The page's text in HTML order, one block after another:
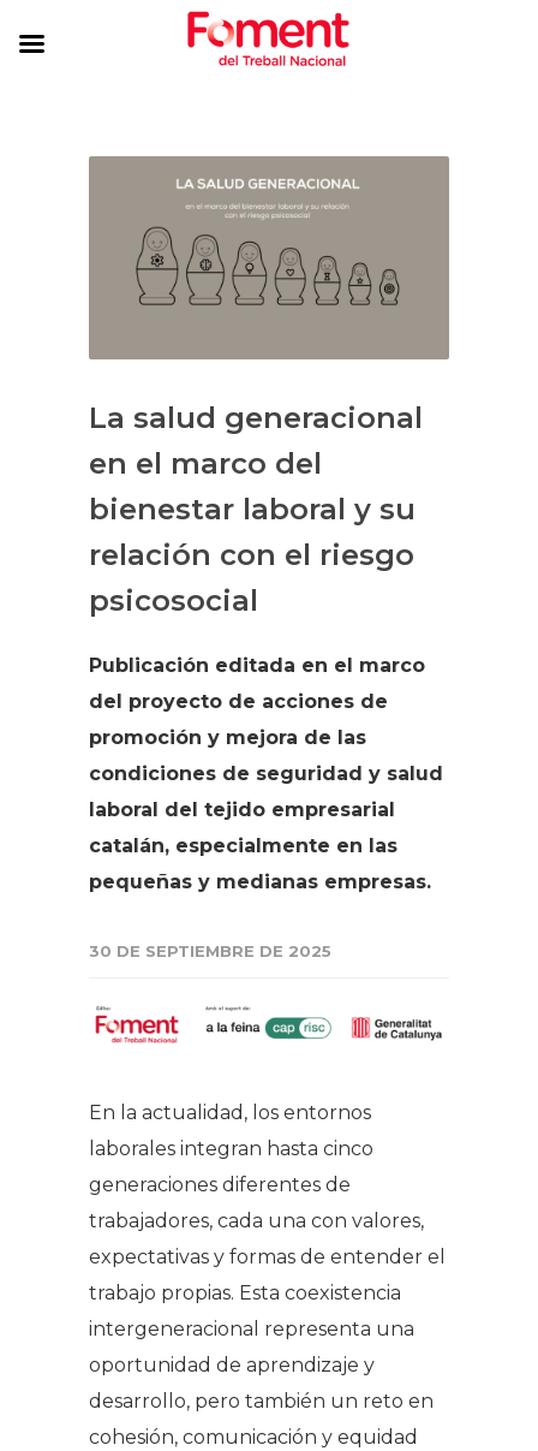
La salud generacional
en el marco del
bienestar laboral y su
relación con el riesgo
psicosocial
Publicación editada en el marco
del proyecto de acciones de
promoción y mejora de las
condiciones de seguridad y salud
laboral del tejido empresarial
catalán, especialmente en las
pequeñas y medianas empresas.
30 DE SEPTIEMBRE DE 2025
En la actualidad, los entornos
laborales integran hasta cinco
generaciones diferentes de
trabajadores, cada una con valores,
expectativas y formas de entender el
trabajo propias. Esta coexistencia
intergeneracional representa una
oportunidad de aprendizaje y
desarrollo, pero también un reto en
cohesión, comunicación y equidad